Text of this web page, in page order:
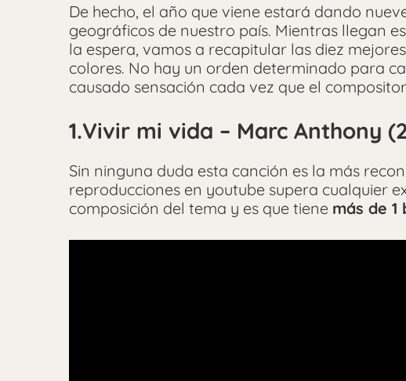
De hecho, el año que viene estará dando
geográficos de nuestro país. Mientras llegan
la espera, vamos a recapitular las diez
colores. No hay un orden determinado para
causado sensación cada vez que el
1.Vivir mi vida – Marc Anthony
Sin ninguna duda esta canción es la más
reproducciones en youtube supera cualquier
composición del tema y es que tiene más de 1